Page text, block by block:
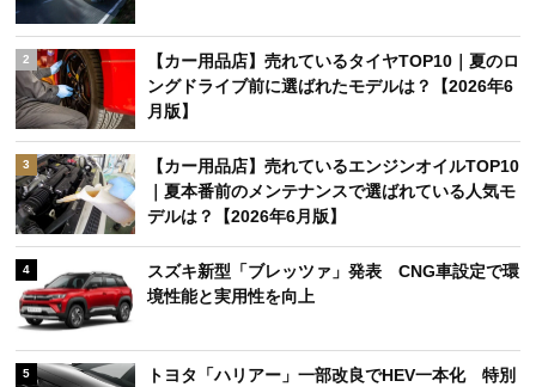
2
【カー用品店】売れているタイヤTOP10｜夏のロ
ングドライブ前に選ばれたモデルは？【2026年6
月版】
3
【カー用品店】売れているエンジンオイルTOP10
｜夏本番前のメンテナンスで選ばれている人気モ
デルは？【2026年6月版】
4
スズキ新型「ブレッツァ」発表 CNG車設定で環
境性能と実用性を向上
5
トヨタ「ハリアー」一部改良でHEV一本化 特別